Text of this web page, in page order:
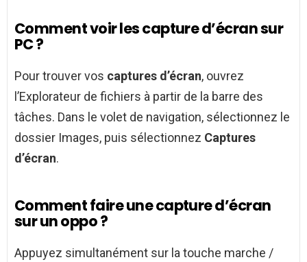
Comment voir les capture d’écran sur
PC ?
Pour trouver vos captures d’écran, ouvrez
l’Explorateur de fichiers à partir de la barre des
tâches. Dans le volet de navigation, sélectionnez le
dossier Images, puis sélectionnez Captures
d’écran.
Comment faire une capture d’écran
sur un oppo ?
Appuyez simultanément sur la touche marche /